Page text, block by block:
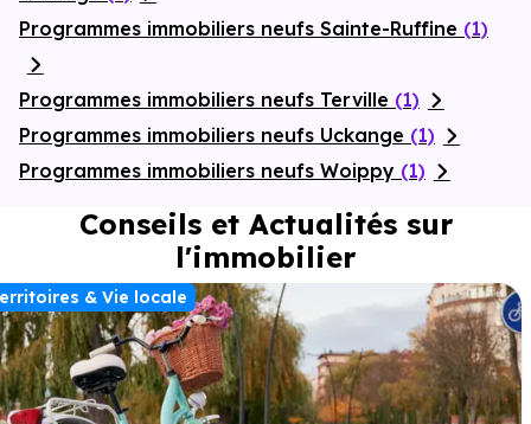
Programmes immobiliers neufs Sainte-Ruffine (1)
Programmes immobiliers neufs Terville (1)
Programmes immobiliers neufs Uckange (1)
Programmes immobiliers neufs Woippy (1)
Conseils et Actualités sur
l'immobilier
& Vie locale